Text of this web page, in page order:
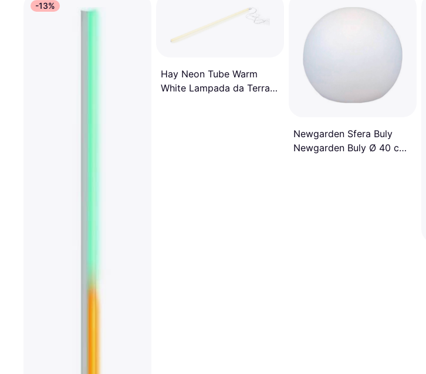
-13%
Hay Neon Tube Warm
White Lampada da Terra
Newgarden Sfera Buly
Newgarden Buly Ø 40 cm